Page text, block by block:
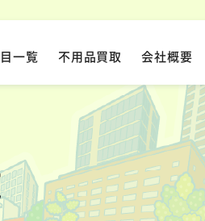
一覧 不用品買取 会社概要